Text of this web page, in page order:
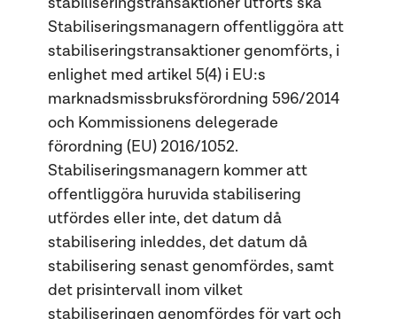
Stabiliseringsmanagern offentliggöra att
stabiliseringstransaktioner genomförts, i
enlighet med artikel 5(4) i EU:s
marknadsmissbruksförordning 596/2014
och Kommissionens delegerade
förordning (EU) 2016/1052.
Stabiliseringsmanagern kommer att
offentliggöra huruvida stabilisering
utfördes eller inte, det datum då
stabilisering inleddes, det datum då
stabilisering senast genomfördes, samt
det prisintervall inom vilket
stabiliseringen genomfördes för vart och